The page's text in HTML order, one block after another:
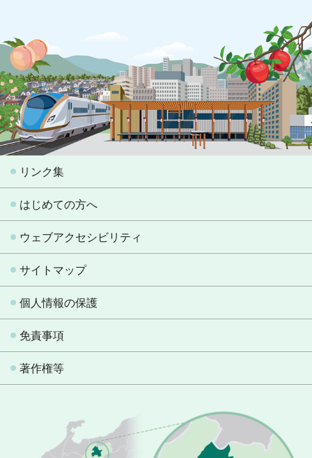
リンク集
はじめての方へ
ウェブアクセシビリティ
サイトマップ
個人情報の保護
免責事項
著作権等